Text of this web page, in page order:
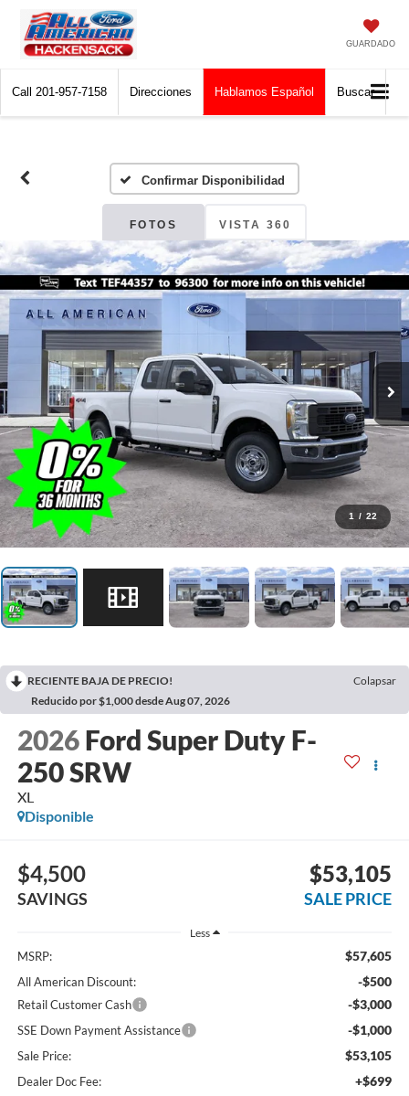
GUARDADO
Call 201-957-7158 Direcciones Hablamos Español Buscar
Confirmar Disponibilidad
FOTOS VISTA 360
1 / 22
RECIENTE BAJA DE PRECIO!
Colapsar
Reducido por $1,000 desde Aug 07, 2026
2026 Ford Super Duty F-
250 SRW
XL
Disponible
$4,500
SAVINGS
$53,105
SALE PRICE
Less
MSRP: $57,605
All American Discount: -$500
Retail Customer Cash -$3,000
SSE Down Payment Assistance -$1,000
Sale Price: $53,105
Dealer Doc Fee: +$699